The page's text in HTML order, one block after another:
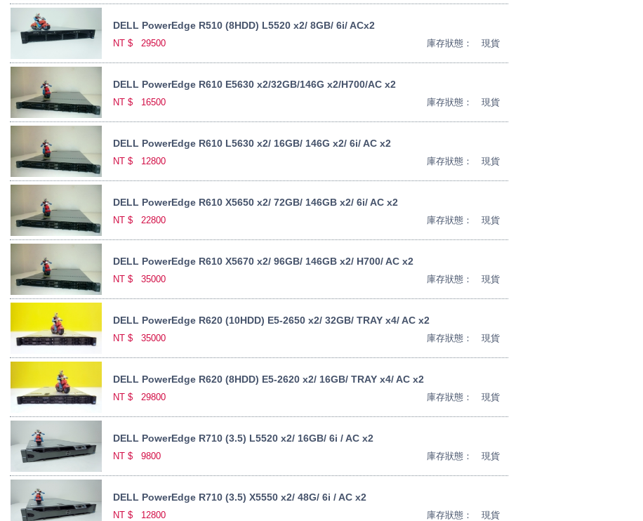
DELL PowerEdge R510 (8HDD) L5520 x2/ 8GB/ 6i/ ACx2
NT $ 29500 庫存狀態： 現貨
DELL PowerEdge R610 E5630 x2/32GB/146G x2/H700/AC x2
NT $ 16500 庫存狀態： 現貨
DELL PowerEdge R610 L5630 x2/ 16GB/ 146G x2/ 6i/ AC x2
NT $ 12800 庫存狀態： 現貨
DELL PowerEdge R610 X5650 x2/ 72GB/ 146GB x2/ 6i/ AC x2
NT $ 22800 庫存狀態： 現貨
DELL PowerEdge R610 X5670 x2/ 96GB/ 146GB x2/ H700/ AC x2
NT $ 35000 庫存狀態： 現貨
DELL PowerEdge R620 (10HDD) E5-2650 x2/ 32GB/ TRAY x4/ AC x2
NT $ 35000 庫存狀態： 現貨
DELL PowerEdge R620 (8HDD) E5-2620 x2/ 16GB/ TRAY x4/ AC x2
NT $ 29800 庫存狀態： 現貨
DELL PowerEdge R710 (3.5) L5520 x2/ 16GB/ 6i / AC x2
NT $ 9800 庫存狀態： 現貨
DELL PowerEdge R710 (3.5) X5550 x2/ 48G/ 6i / AC x2
NT $ 12800 庫存狀態： 現貨